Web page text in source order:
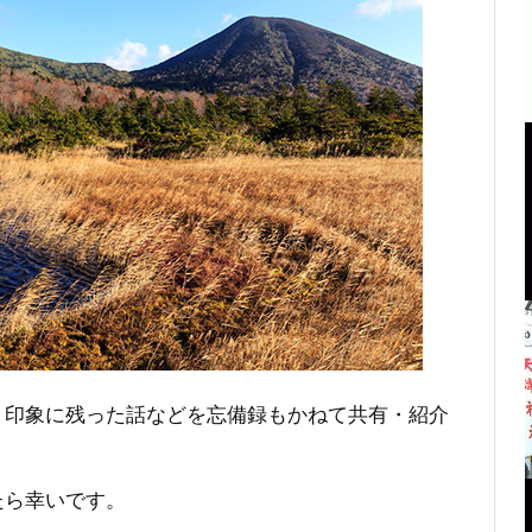
象に残った話などを忘備録もかねて共有・紹介
幸いです。